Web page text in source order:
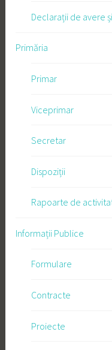
Declarații de avere
Primăria
Primar
Viceprimar
Secretar
Dispoziții
Rapoarte de
Informații Publice
Formulare
Contracte
Proiecte